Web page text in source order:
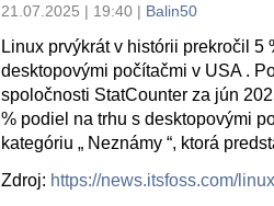
21.07.2025 | 19:40 | Balin50
Linux prvýkrát v histórii prekročil 5
desktopovými počítačmi v USA .
spoločnosti StatCounter za jún
% podiel na trhu s desktopovými
kategóriu „ Neznámy “, ktorá
Zdroj: https://news.itsfoss.com/